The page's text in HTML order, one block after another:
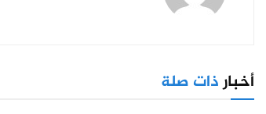
أخبارذات صلة